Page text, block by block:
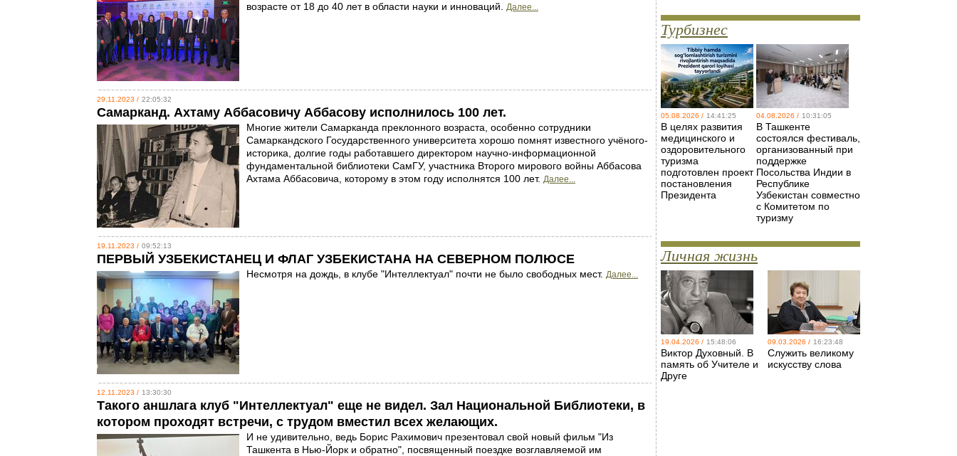
возрасте от 18 до 40 лет в области науки и инноваций. Далее...
29.11.2023 / 22:05:32
Самарканд. Ахтаму Аббасовичу Аббасову исполнилось 100 лет.
Многие жители Самарканда преклонного возраста, особенно сотрудники
Самаркандского Государственного университета хорошо помнят известного учёного-
историка, долгие годы работавшего директором научно-информационной
фундаментальной библиотеки СамГУ, участника Второго мирового войны Аббасова
Ахтама Аббасовича, которому в этом году исполнятся 100 лет. Далее...
19.11.2023 / 09:52:13
ПЕРВЫЙ УЗБЕКИСТАНЕЦ И ФЛАГ УЗБЕКИСТАНА НА СЕВЕРНОМ ПОЛЮСЕ
Несмотря на дождь, в клубе "Интеллектуал" почти не было свободных мест. Далее...
12.11.2023 / 13:30:30
Такого аншлага клуб "Интеллектуал" еще не видел. Зал Национальной Библиотеки, в
котором проходят встречи, с трудом вместил всех желающих.
И не удивительно, ведь Борис Рахимович презентовал свой новый фильм "Из
Ташкента в Нью-Йорк и обратно", посвященный поездке возглавляемой им
Турбизнес
05.08.2026 / 14:41:25
В целях развития
медицинского и
оздоровительного
туризма
подготовлен проект
постановления
Президента
04.08.2026 / 10:31:05
В Ташкенте
состоялся фестиваль,
организованный при
поддержке
Посольства Индии в
Республике
Узбекистан совместно
с Комитетом по
туризму
Личная жизнь
19.04.2026 / 15:48:06
Виктор Духовный. В
память об Учителе и
Друге
09.03.2026 / 16:23:48
Служить великому
искусству слова